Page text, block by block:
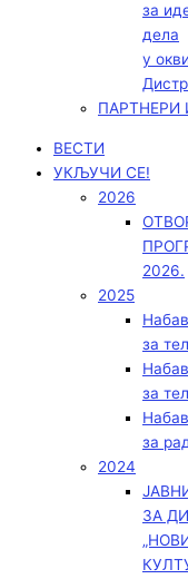
за
дела
у
ПАРТНЕРИ
ВЕСТИ
УКЉУЧИ СЕ!
2026
2026.
2025
за
за
за
2024
ЗА